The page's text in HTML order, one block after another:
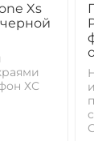
Xs
черной
ХС